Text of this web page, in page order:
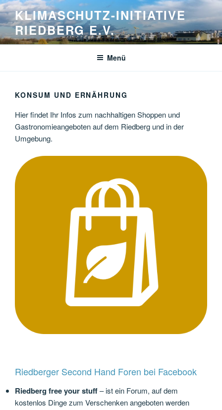
Zum
Inhalt
springen
KLIMASCHUTZ-INITIATIVE
RIEDBERG E.V.
Menü
KONSUM UND ERNÄHRUNG
Hier findet Ihr Infos zum nachhaltigen Shoppen und
Gastronomieangeboten auf dem Riedberg und in der
Umgebung.
Riedberger Second Hand Foren bei Facebook
Riedberg free your stuff– ist ein Forum, auf dem
kostenlos Dinge zum Verschenken angeboten werden